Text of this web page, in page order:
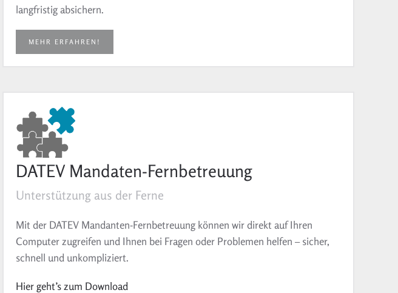
langfristig absichern.
MEHR ERFAHREN!
DATEV Mandaten-Fernbetreuung
Unterstützung aus der Ferne
Mit der DATEV Mandanten-Fernbetreuung können wir direkt auf Ihren
Computer zugreifen und Ihnen bei Fragen oder Problemen helfen – sicher,
schnell und unkompliziert.
Hier geht’s zum Download